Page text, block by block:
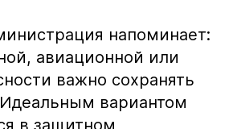
напоминает:
авиационной или
важно сохранять
вариантом
в защитном